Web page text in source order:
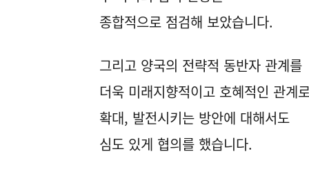
종합적으로 점검해 보았습니다.
그리고 양국의 전략적 동반자 관계를
더욱 미래지향적이고 호혜적인 관계
확대, 발전시키는 방안에 대해서도
심도 있게 협의를 했습니다.